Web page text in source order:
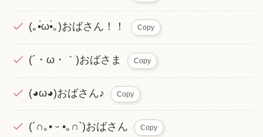
(｡•́ω•̀｡)おばさん！！ Copy
(´・ω・｀)おばさま Copy
(◕ω◕)おばさん♪ Copy
(´∩｡• ᵕ •｡∩`)おばさん Copy